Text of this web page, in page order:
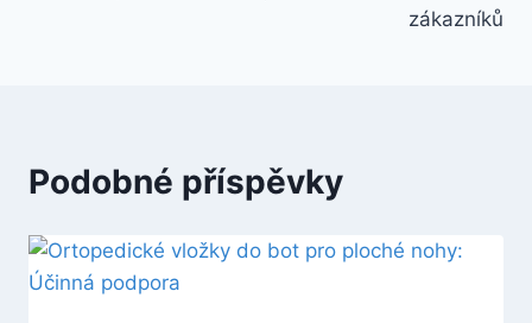
zákazníků
Podobné příspěvky